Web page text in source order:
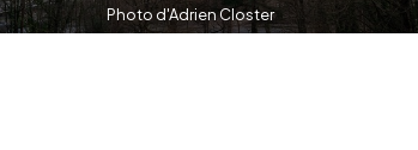
Photo d'Adrien Closter